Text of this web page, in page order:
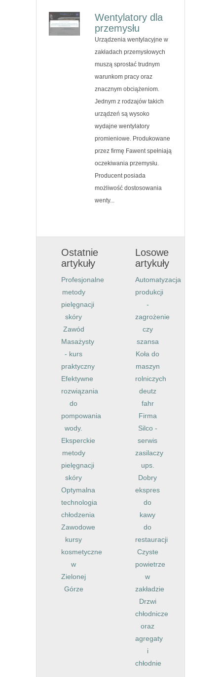
Wentylatory dla
przemysłu
Urządzenia wentylacyjne w
zakładach przemysłowych
muszą sprostać trudnym
warunkom pracy oraz
znacznym obciążeniom.
Jednym z rodzajów takich
urządzeń są wysoko
wydajne wentylatory
promieniowe. Produkowane
przez firmę Fawent spełniają
oczekiwania przemysłu.
Producent posiada
możliwość dostosowania
wenty...
Ostatnie
artykuły
Profesjonalne
metody
pielęgnacji
skóry
Zawód
Masażysty
- kurs
praktyczny
Efektywne
rozwiązania
do
pompowania
wody.
Eksperckie
metody
pielęgnacji
skóry
Optymalna
technologia
chłodzenia
Zawodowe
kursy
kosmetyczne
w
Zielonej
Górze
Losowe
artykuły
Automatyzacja
produkcji
-
zagrożenie
czy
szansa
Koła do
maszyn
rolniczych
deutz
fahr
Firma
Silco -
serwis
zasilaczy
ups.
Dobry
ekspres
do
kawy
do
restauracji
Czyste
powietrze
w
zakładzie
Drzwi
chłodnicze
oraz
agregaty
i
chłodnie